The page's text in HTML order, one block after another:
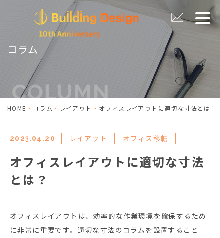
コラム
HOME コラム レイアウト オフィスレイアウトに適切な寸法とは？
2023.04.20 レイアウト オフィス移転
オフィスレイアウトに適切な寸法
とは？
オフィスレイアウトは、効率的な作業環境を確保するため
に非常に重要です。適切な寸法のコラムを設置すること